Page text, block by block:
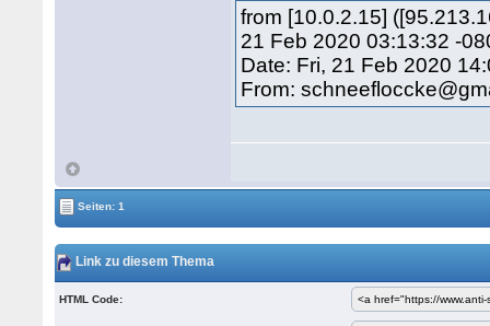
from [10.0.2.15]
21 Feb 2020 03:13:32 -
Date: Fri, 21 Feb 2020
From:
Seiten: 1
Link zu diesem Thema
HTML Code: